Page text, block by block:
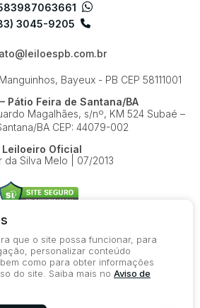
3045-9205
Bayeux - PB CEP 58111001
Pátio Feira de Santana/BA
Magalhães, s/nº, KM 524Subaé –
BA CEP: 44079-002
Leiloeiro Oficial
da Silva Melo | 07/2013
- Todos os direitos reservados
de Privacidade
Termos de Uso
que o site possa funcionar, para
personalizar conteúdo
como para obter informações
do site. Saiba mais no Aviso de